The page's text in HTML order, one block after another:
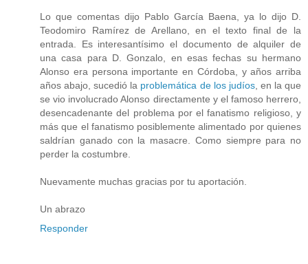
Lo que comentas dijo Pablo García Baena, ya lo dijo D.
Teodomiro Ramírez de Arellano, en el texto final de la
entrada. Es interesantísimo el documento de alquiler de
una casa para D. Gonzalo, en esas fechas su hermano
Alonso era persona importante en Córdoba, y años arriba
años abajo, sucedió la problemática de los judíos, en la que
se vio involucrado Alonso directamente y el famoso herrero,
desencadenante del problema por el fanatismo religioso, y
más que el fanatismo posiblemente alimentado por quienes
saldrían ganado con la masacre. Como siempre para no
perder la costumbre.
Nuevamente muchas gracias por tu aportación.
Un abrazo
Responder